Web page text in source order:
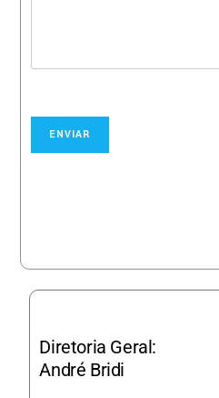
ENVIAR
Diretoria Geral:
André Bridi